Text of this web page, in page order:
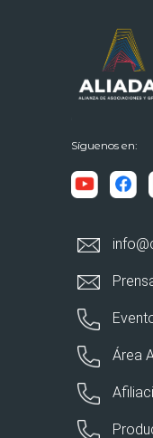
Síguenos en:
Área